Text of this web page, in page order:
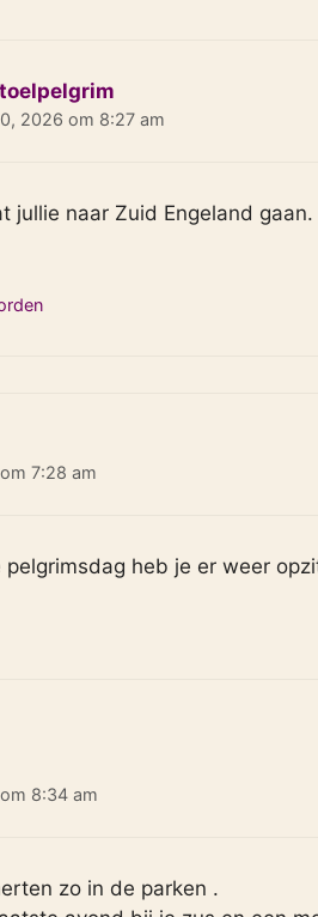
2026 om 8:27 am
jullie naar Zuid Engeland
7:28 am
pelgrimsdag heb je er weer
8:34 am
zo in de parken .